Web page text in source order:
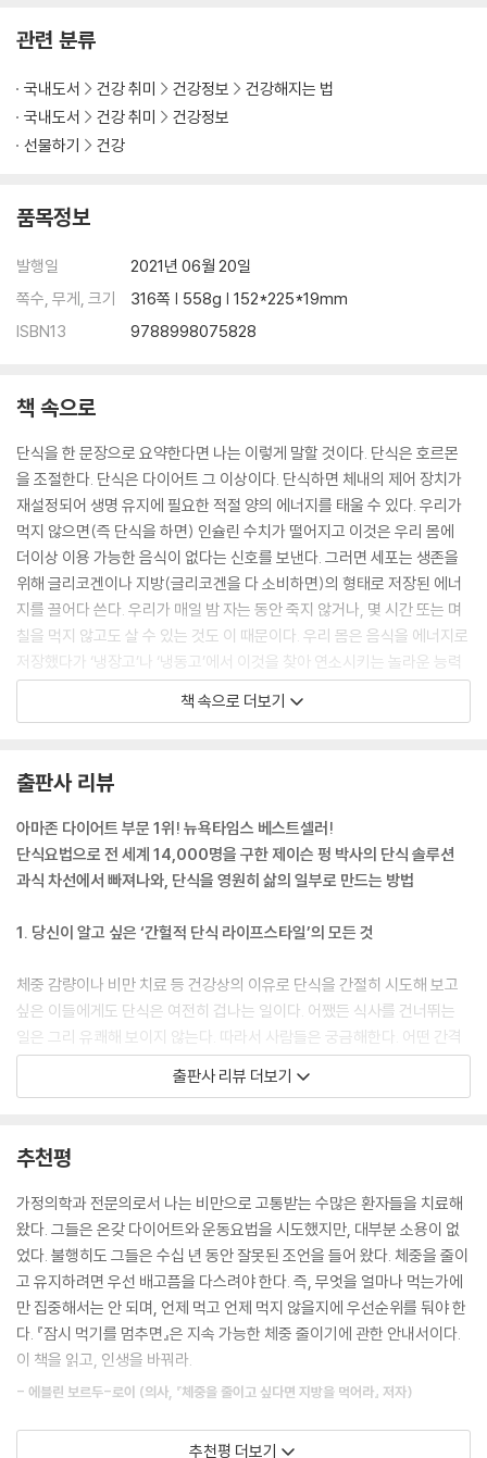
관련 분류
국내도서 건강 취미 건강정보
건강해지는 법
국내도서
건강 취미
건강정보
선물하기
건강
품목정보
발행일
2021년 06월 20일
쪽수, 무게, 크기
316쪽 | 558g | 152*225*19mm
ISBN13
9788998075828
책 속으로
단식을 한 문장으로 요약한다면 나는 이렇게 말할 것이다. 단식은 호르몬
을 조절한다. 단식은 다이어트 그 이상이다. 단식하면 체내의 제어 장치가
재설정되어 생명 유지에 필요한 적절 양의 에너지를 태울 수 있다. 우리가
먹지 않으면(즉 단식을 하면) 인슐린 수치가 떨어지고 이것은 우리 몸에
더이상 이용 가능한 음식이 없다는 신호를 보낸다. 그러면 세포는 생존을
위해 글리코겐이나 지방(글리코겐을 다 소비하면)의 형태로 저장된 에너
지를 끌어다 쓴다. 우리가 매일 밤 자는 동안 죽지 않거나, 몇 시간 또는 며
칠을 먹지 않고도 살 수 있는 것도 이 때문이다. 우리 몸은 음식을 에너지로
저장했다가 ‘냉장고’나 ‘냉동고’에서 이것을 찾아 연소시키는 놀라운 능력
을 가지고 있다. 따라서 혈당 수치를 안정시켜 몸이 저장된 에너지를 계속
사용할 수 있게 하는 가장 논리적인 해결책은 단식이라고 판단된다.
몸은 두 상태, 즉 먹은 후의 ‘포식’ 상태와 먹지 않은 ‘단식’ 상태로만 존재한
다. 포식 상태에서는 인슐린 수치가 높아 몸이 음식 에너지를 당이나 지방
으로 저장하려고 한다. 우리 몸의 대사는 활발해진다. 단식 상태에서는 인
슐린 수치가 낮아지고, 몸은 저장된 음식 에너지를 사용하게 된다. 따라서
우리는 칼로리를 저장하거나 태우는 일 중 한 가지만 할 뿐 두 가지를 동시
에 할 수 없다. 우리가 인슐린 수치를 올려(인슐린을 자극하는 음식을 먹음
면 하루에 세끼가 아니라 간식이나 식사를 6~7회 챙겨 먹음으로써) 몸은
‘포식’ 상태에 머무르게 된다. 몸이 칼로리를 저장하는 이유는 우리가 그렇
게 지시하기 때문이다. 모든 칼로리가 저장고로 들어간다면 사용할 칼로리
가 줄어들기 때문에 몸은 에너지 소비, 즉 BMR(기초대사율) 속도를 늦춰
우리가 하루 2000Cal를 먹고 하루 2000Cal를 태운다고 가정해 보자. 우
6~7회 고탄수화물, 저지방 다이어트로 칼로리를 1500으로 줄인다고 하
슐린이 많아 몸이 체지방 저장고를 태울 수 없어 우리는 ‘포식’ 상태가 된
다. 1500Cal만 들어오면 몸은 칼로리 소비도 1500Cal로 줄여야 한다. 인
슐린이 지방을 태우는 것을 막기 때문에 우리는 이 칼로리 결핍을 보충할
수 없다. 인체는 ‘지방 저장’ 모드가 된다. 이것이 저지방 식단의 알려지고
싶지 않은 불명예스러운 비밀이다. 처음에는 살이 빠지지만, BMR이 떨어
져 체중 감량이 정체되다가 결국은 원래 체중까지 돌아온다.
--- 「1장 : 단식의 과학」 중에서
키는 원인은 무엇일까? 헛똑똑이는 ‘음식 섭취량과 운동량’이라고 말할 것
책 속으로 더보기
출판사 리뷰
아마존 다이어트 부문 1위! 뉴욕타임스 베스트셀러!
단식요법으로 전 세계 14,000명을 구한 제이슨 펑 박사의 단식 솔루션
과식 차선에서 빠져나와, 단식을 영원히 삶의 일부로 만드는 방법
1. 당신이 알고 싶은 ‘간헐적 단식 라이프스타일’의 모든 것
체중 감량이나 비만 치료 등 건강상의 이유로 단식을 간절히 시도해 보고
싶은 이들에게도 단식은 여전히 겁나는 일이다. 어쨌든 식사를 건너뛰는
일은 그리 유쾌해 보이지 않는다. 따라서 사람들은 궁금해한다. 어떤 간격
으로 얼마나 먹어야 할까? 직장에서 문제는 없을까? 운동할 에너지는 충
분할까? 항상 배고프지 않을까?
좋을까? 게다가 그 친구가 단식의 과학적 원리부터 단식을 준비하고 계획
하는 과정과 단식을 실행하며 맞닥뜨리게 될 심리적인 문제들에 대한 해결
책까지 제공한다면? 『잠시 먹기를 멈추면』은 이런 문제의식에서 출발했
고, 그 해법은 각 분야의 전문가들로 꾸려진 드림팀이었다. 세계적인 단식
전문의 제이슨 펑과 단식 연구자 메건 라모스 그리고 여기에 비만으로 인
한 건강 문제로 수치심 속에서 고군분투해 왔던 이브 메이어까지 합세하며
이 책은 평범한 단식 안내서들과 차별화되었다. 끊임없이 먹기를 권하는
문화 속에서 간헐적 단식이 건강하고 자연스럽다는 것을 이해하고 실천하
는 과정은 결국 심리적인 부분에 대한 고려 없이는 불완전하기 때문이다.
이브 메이어의 결합으로 이 책은 독자들과 함께 웃고 울고 가르치고 배우
는 믿음직한 친구가 될 수 있었다.
출판사 리뷰 더보기
추천평
가정의학과 전문의로서 나는 비만으로 고통받는 수많은 환자들을 치료해
왔다. 그들은 온갖 다이어트와 운동요법을 시도했지만, 대부분 소용이 없
었다. 불행히도 그들은 수십 년 동안 잘못된 조언을 들어 왔다. 체중을 줄이
고 유지하려면 우선 배고픔을 다스려야 한다. 즉, 무엇을 얼마나 먹는가에
만 집중해서는 안 되며, 언제 먹고 언제 먹지 않을지에 우선순위를 둬야 한
다. 『잠시 먹기를 멈추면』은 지속 가능한 체중 줄이기에 관한 안내서이다.
이 책을 읽고, 인생을 바꿔라.
- 에블린 보르두-로이 (의사, 『체중을 줄이고 싶다면 지방을 먹어라』 저자)
제이슨 펑 박사와 메건 라모스는 단식의 건강 증진 효과를 과학에 기반해
추천평 더보기